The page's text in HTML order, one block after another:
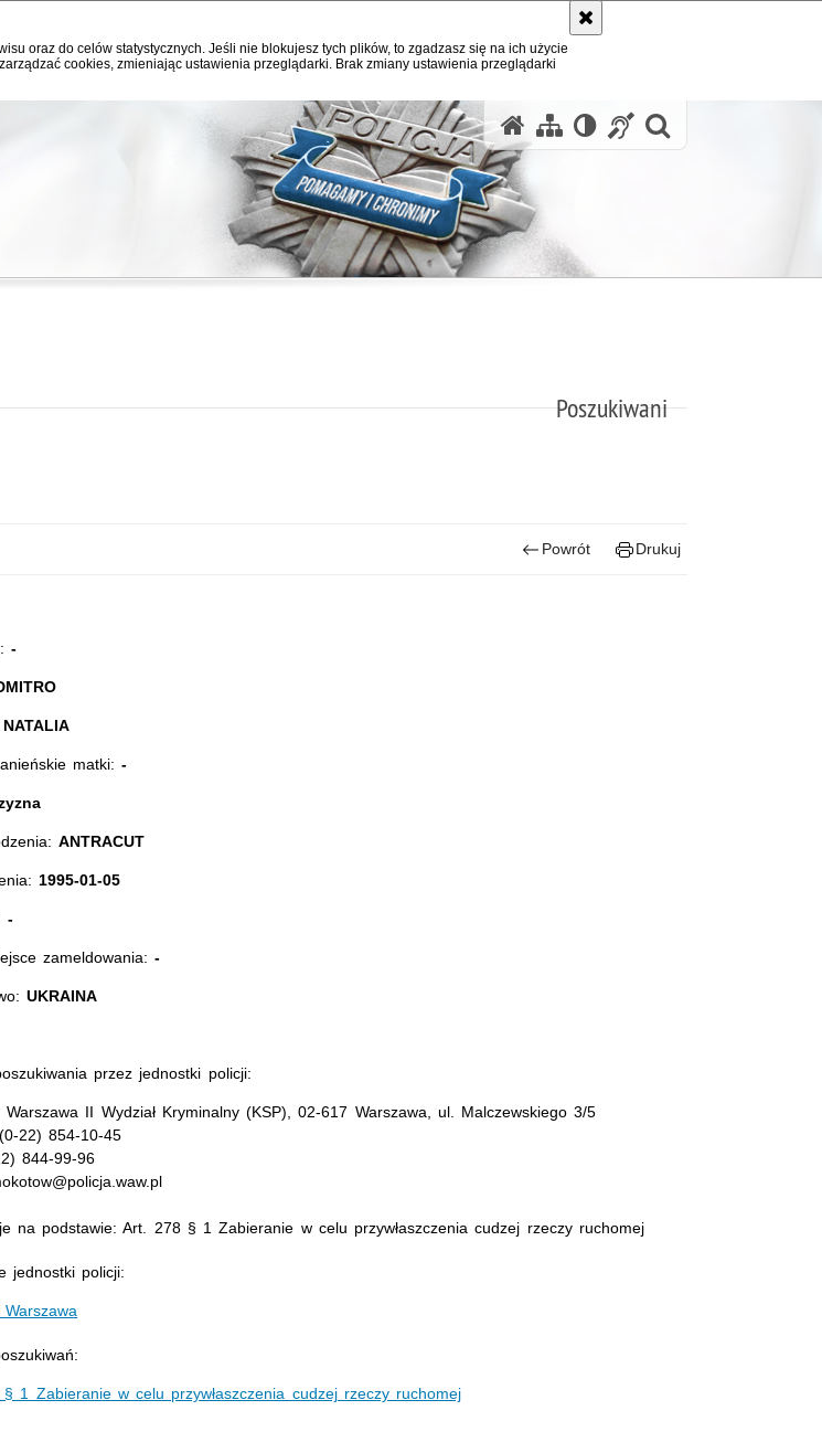
oraz do celów statystycznych. Jeśli nie blokujesz tych plików, to zgadzasz się na ich użycie
cookies, zmieniając ustawienia przeglądarki. Brak zmiany ustawienia przeglądarki
Poszukiwani
Powrót Drukuj
-
NATALIA
matki:-
ANTRACUT
1995-01-05
-
zameldowania:-
UKRAINA
przez jednostki policji:
Warszawa II Wydział Kryminalny (KSP), 02-617 Warszawa, ul. Malczewskiego 3/5
22) 854-10-45
844-99-96
na podstawie: Art. 278 § 1 Zabieranie w celu przywłaszczenia cudzej rzeczy ruchomej
jednostki policji:
Warszawa
1 Zabieranie w celu przywłaszczenia cudzej rzeczy ruchomej